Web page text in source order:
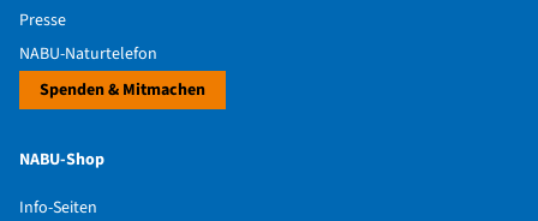
Presse
NABU-Naturtelefon
Spenden & Mitmachen
NABU-Shop
Info-Seiten